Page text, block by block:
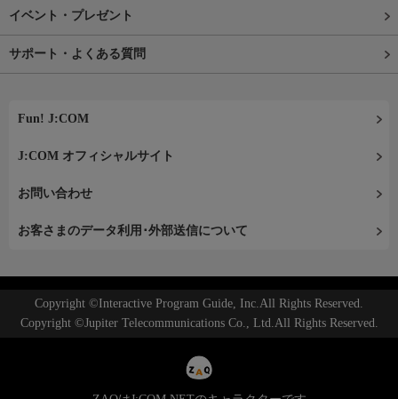
イベント・プレゼント
サポート・よくある質問
Fun! J:COM
J:COM オフィシャルサイト
お問い合わせ
お客さまのデータ利用･外部送信について
Copyright ©Interactive Program Guide, Inc.All Rights Reserved.
Copyright ©Jupiter Telecommunications Co., Ltd.All Rights Reserved.